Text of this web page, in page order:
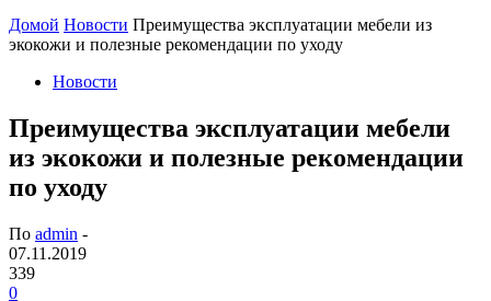
Домой Новости Преимущества эксплуатации мебели из
экокожи и полезные рекомендации по уходу
Новости
Преимущества эксплуатации мебели
из экокожи и полезные рекомендации
по уходу
По admin -
07.11.2019
339
0